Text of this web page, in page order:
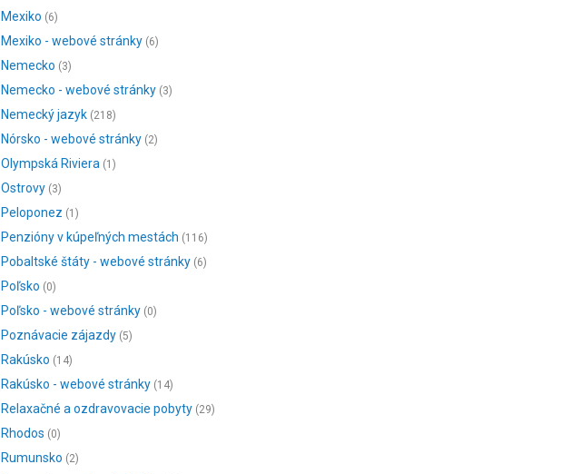
Mexiko (6)
Mexiko - webové stránky (6)
Nemecko (3)
Nemecko - webové stránky (3)
Nemecký jazyk (218)
Nórsko - webové stránky (2)
Olympská Riviera (1)
Ostrovy (3)
Peloponez (1)
Penzióny v kúpeľných mestách (116)
Pobaltské štáty - webové stránky (6)
Poľsko (0)
Poľsko - webové stránky (0)
Poznávacie zájazdy (5)
Rakúsko (14)
Rakúsko - webové stránky (14)
Relaxačné a ozdravovacie pobyty (29)
Rhodos (0)
Rumunsko (2)